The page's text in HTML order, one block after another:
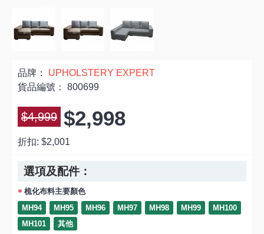
品牌： UPHOLSTERY EXPERT
貨品編號： 800699
$4,999 $2,998
折扣: $2,001
選項及配件：
梳化布料主要顏色
MH94
MH95 MH96 MH97 MH98 MH99
MH100
MH101
其他